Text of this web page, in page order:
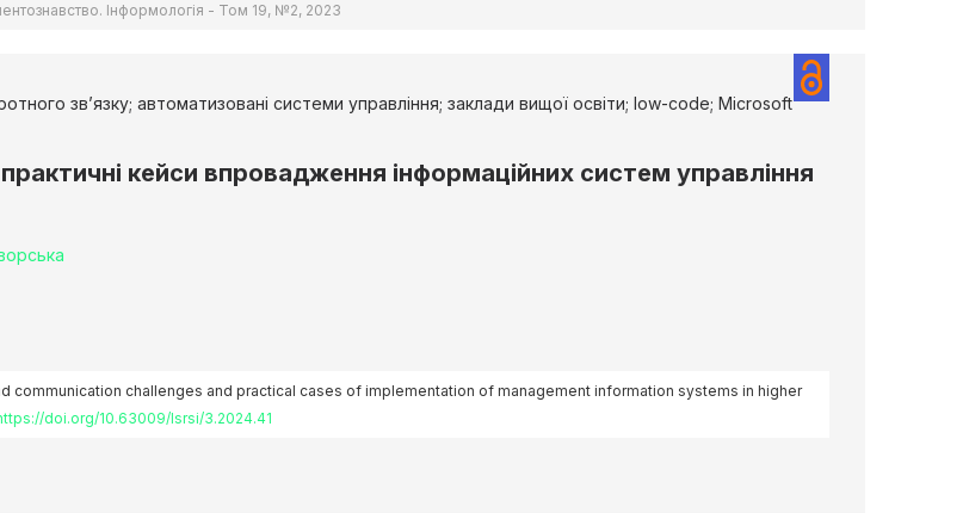
Інформологія - Том 19, №2, 2023
зв’язку; автоматизовані системи управління; заклади вищої освіти; low-code; Microsoft
кейси впровадження інформаційних систем управління
communication challenges and practical cases of implementation of management information systems in higher
doi.org/10.63009/lsrsi/3.2024.41